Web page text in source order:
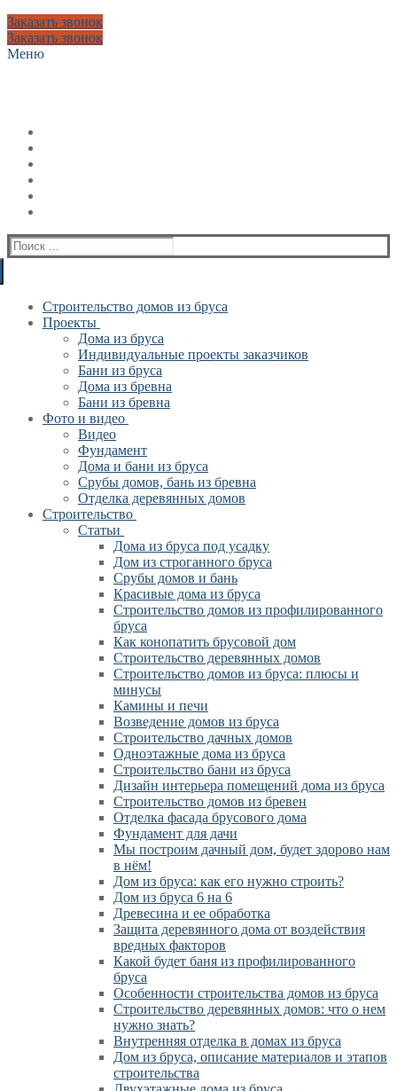
Заказать звонок
Заказать звонок
Меню
Искать:
Строительство домов из бруса
Проекты
Дома из бруса
Индивидуальные проекты заказчиков
Бани из бруса
Дома из бревна
Бани из бревна
Фото и видео
Видео
Фундамент
Дома и бани из бруса
Срубы домов, бань из бревна
Отделка деревянных домов
Строительство
Статьи
Дома из бруса под усадку
Дом из строганного бруса
Срубы домов и бань
Красивые дома из бруса
Строительство домов из профилированного
бруса
Как конопатить брусовой дом
Строительство деревянных домов
Строительство домов из бруса: плюсы и
минусы
Камины и печи
Возведение домов из бруса
Cтроительство дачных домов
Одноэтажные дома из бруса
Строительство бани из бруса
Дизайн интерьера помещений дома из бруса
Строительство домов из бревен
Отделка фасада брусового дома
Фундамент для дачи
Мы построим дачный дом, будет здорово нам
в нём!
Дом из бруса: как его нужно строить?
Дом из бруса 6 на 6
Древесина и ее обработка
Защита деревянного дома от воздействия
вредных факторов
Какой будет баня из профилированного
бруса
Особенности строительства домов из бруса
Строительство деревянных домов: что о нем
нужно знать?
Внутренняя отделка в домах из бруса
Дом из бруса, описание материалов и этапов
строительства